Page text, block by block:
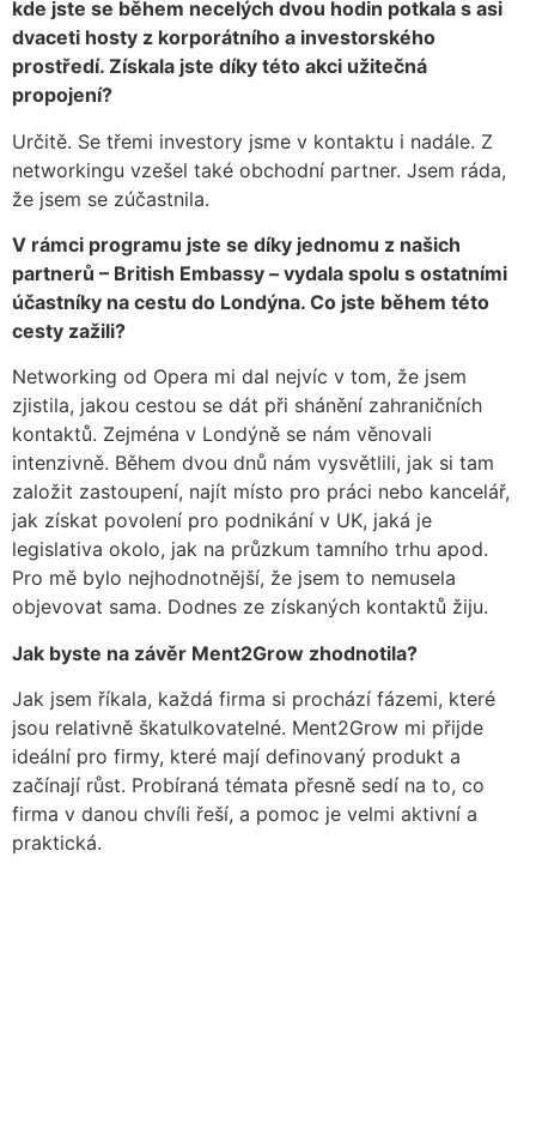
kde jste se během necelých dvou hodin potkala s asi
dvaceti hosty z korporátního a investorského
prostředí. Získala jste díky této akci užitečná
propojení?
Určitě. Se třemi investory jsme v kontaktu i nadále. Z
networkingu vzešel také obchodní partner. Jsem ráda,
že jsem se zúčastnila.
V rámci programu jste se díky jednomu z našich
partnerů – British Embassy – vydala spolu s ostatními
účastníky na cestu do Londýna. Co jste během této
cesty zažili?
Networking od Opera mi dal nejvíc v tom, že jsem
zjistila, jakou cestou se dát při shánění zahraničních
kontaktů. Zejména v Londýně se nám věnovali
intenzivně. Během dvou dnů nám vysvětlili, jak si tam
založit zastoupení, najít místo pro práci nebo kancelář,
jak získat povolení pro podnikání v UK, jaká je
legislativa okolo, jak na průzkum tamního trhu apod.
Pro mě bylo nejhodnotnější, že jsem to nemusela
objevovat sama. Dodnes ze získaných kontaktů žiju.
Jak byste na závěr Ment2Grow zhodnotila?
Jak jsem říkala, každá firma si prochází fázemi, které
jsou relativně škatulkovatelné. Ment2Grow mi přijde
ideální pro firmy, které mají definovaný produkt a
začínají růst. Probíraná témata přesně sedí na to, co
firma v danou chvíli řeší, a pomoc je velmi aktivní a
praktická.